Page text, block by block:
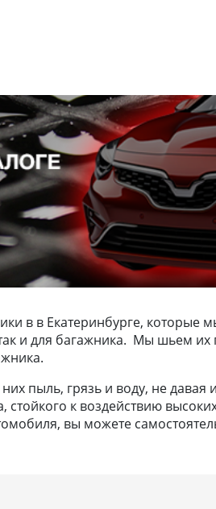
в в Екатеринбурге, которые
так и для багажника. Мы шьем
пыль, грязь и воду, не давая
к воздействию
вы можете